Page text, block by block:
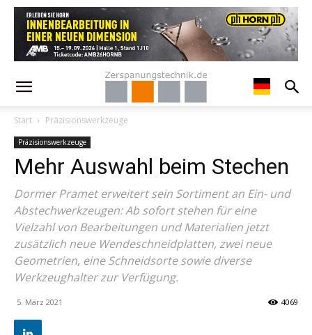
Start Präzisionswerkzeuge
Präzisionswerkzeuge
Mehr Auswahl beim Stechen
Dormer Pramet erweitert sein Sortiment an Ein- und
Abstechwerkzeugen: Ab sofort stehen für eine
Vielzahl von Bearbeitungen und Materialien jetzt
zusätzlich neue Wendeschneidplatten, zwei neue
Geometrien, eine Schneidsorte sowie diverse
Werkzeughalter zur Verfügung.
5. März 2021 4069